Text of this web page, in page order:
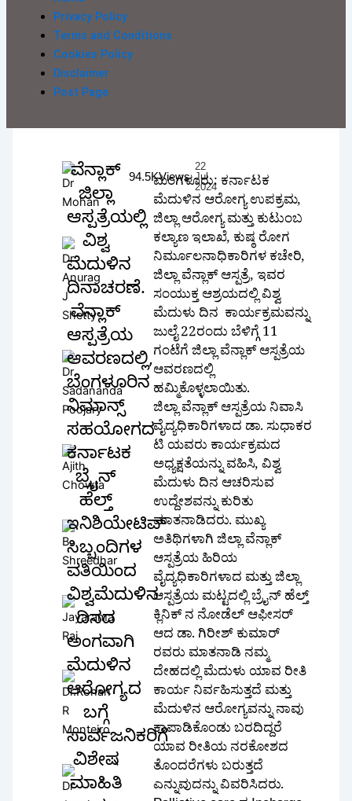
Privacy Policy
Terms and Conditions
Cookies Policy
Disclaimer
Post Page
ವೆನ್ಲಾಕ್
ಜಿಲ್ಲಾ
ಆಸ್ಪತ್ರೆಯಲ್ಲಿ
ವಿಶ್ವ
ಮೆದುಳಿನ
ದಿನಾಚರಣೆ.
ವೆನ್ಲಾಕ್
ಆಸ್ಪತ್ರೆಯ
ಆವರಣದಲ್ಲಿ,
ಬೆಂಗಳೂರಿನ
ನಿಮಾನ್ಸ್
ಸಹಯೋಗದ
ಕರ್ನಾಟಕ
ಬ್ರೈನ್
ಹೆಲ್ತ್
ಇನಿಶಿಯೇಟಿವ್
ಸಿಬ್ಬಂದಿಗಳ
ವತಿಯಿಂದ
ವಿಶ್ವಮೆದುಳಿನ
ದಿನದ
ಅಂಗವಾಗಿ
ಮೆದುಳಿನ
ಆರೋಗ್ಯದ
ಬಗ್ಗೆ
ಸಾರ್ವಜನಿಕರಿಗೆ
ವಿಶೇಷ
ಮಾಹಿತಿ
94.5KViews
22
Jul
2024
ಮಂಗಳೂರು: ಕರ್ನಾಟಕ
ಮೆದುಳಿನ ಆರೋಗ್ಯ ಉಪಕ್ರಮ,
ಜಿಲ್ಲಾ ಆರೋಗ್ಯ ಮತ್ತು ಕುಟುಂಬ
ಕಲ್ಯಾಣ ಇಲಾಖೆ, ಕುಷ್ಠ ರೋಗ
ನಿರ್ಮೂಲನಾಧಿಕಾರಿಗಳ ಕಚೇರಿ,
ಜಿಲ್ಲಾ ವೆನ್ಲಾಕ್ ಆಸ್ಪತ್ರೆ, ಇವರ
ಸಂಯುಕ್ತ ಆಶ್ರಯದಲ್ಲಿ ವಿಶ್ವ
ಮೆದುಳು ದಿನ ಕಾರ್ಯಕ್ರಮವನ್ನು
ಜುಲೈ 22ರಂದು ಬೆಳಿಗ್ಗೆ 11
ಗಂಟೆಗೆ ಜಿಲ್ಲಾ ವೆನ್ಲಾಕ್ ಆಸ್ಪತ್ರೆಯ
ಆವರಣದಲ್ಲಿ
ಹಮ್ಮಿಕೊಳ್ಳಲಾಯಿತು.
ಜಿಲ್ಲಾ ವೆನ್ಲಾಕ್ ಆಸ್ಪತ್ರೆಯ ನಿವಾಸಿ
ವೈದ್ಯಧಿಕಾರಿಗಳಾದ ಡಾ. ಸುಧಾಕರ
ಟಿ ಯವರು ಕಾರ್ಯಕ್ರಮದ
ಅಧ್ಯಕ್ಷತೆಯನ್ನು ವಹಿಸಿ, ವಿಶ್ವ
ಮೆದುಳು ದಿನ ಆಚರಿಸುವ
ಉದ್ದೇಶವನ್ನು ಕುರಿತು
ಮಾತನಾಡಿದರು. ಮುಖ್ಯ
ಅತಿಥಿಗಳಾಗಿ ಜಿಲ್ಲಾ ವೆನ್ಲಾಕ್
ಆಸ್ಪತ್ರೆಯ ಹಿರಿಯ
ವೈದ್ಯಧಿಕಾರಿಗಳಾದ ಮತ್ತು ಜಿಲ್ಲಾ
ಆಸ್ಪತ್ರೆಯ ಮಟ್ಟದಲ್ಲಿ ಬ್ರೈನ್ ಹೆಲ್ತ್
ಕ್ಲಿನಿಕ್ ನ ನೋಡೆಲ್ ಆಫೀಸರ್
ಆದ ಡಾ. ಗಿರೀಶ್ ಕುಮಾರ್
ರವರು ಮಾತನಾಡಿ ನಮ್ಮ
ದೇಹದಲ್ಲಿ ಮೆದುಳು ಯಾವ ರೀತಿ
ಕಾರ್ಯ ನಿರ್ವಹಿಸುತ್ತದೆ ಮತ್ತು
ಮೆದುಳಿನ ಆರೋಗ್ಯವನ್ನು ನಾವು
ಕಾಪಾಡಿಕೊಂಡು ಬರದಿದ್ದರೆ
ಯಾವ ರೀತಿಯ ನರಕೋಶದ
ತೊಂದರೆಗಳು ಬರುತ್ತದೆ
ಎನ್ನುವುದನ್ನು ವಿವರಿಸಿದರು.